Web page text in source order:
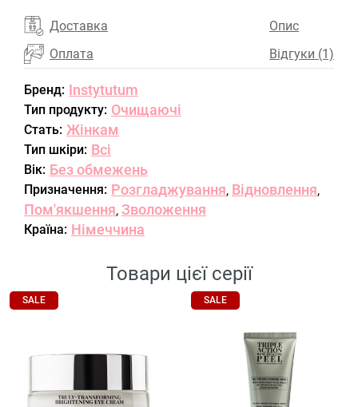
Доставка
Оплата
Опис
Відгуки (1)
Бренд: Instytutum
Тип продукту: Очищаючі
Стать: Жінкам
Тип шкіри: Всі
Вік: Без обмежень
Призначення: Розгладжування, Відновлення,
Пом'якшення, Зволоження
Країна: Німеччина
Товари цієї серії
SALE SALE